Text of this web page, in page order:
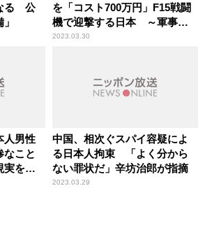
る 公
を「コスト700万円」F15戦闘
機で迎撃する日本 ～軍事ド
ローン開発に遅れた日本の
2023.03.30
人男性
こと
実を
中国、相次ぐスパイ容疑によ
る日本人拘束 「よく分から
ない罪状だ」辛坊治郎が指摘
2023.03.29